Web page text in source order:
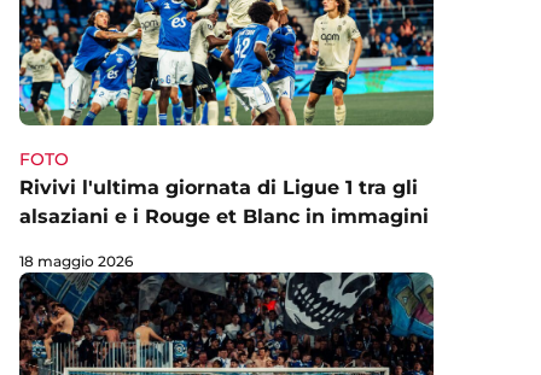
FOTO
Rivivi l'ultima giornata di Ligue 1 tra gli
alsaziani e i Rouge et Blanc in immagini
18 maggio 2026